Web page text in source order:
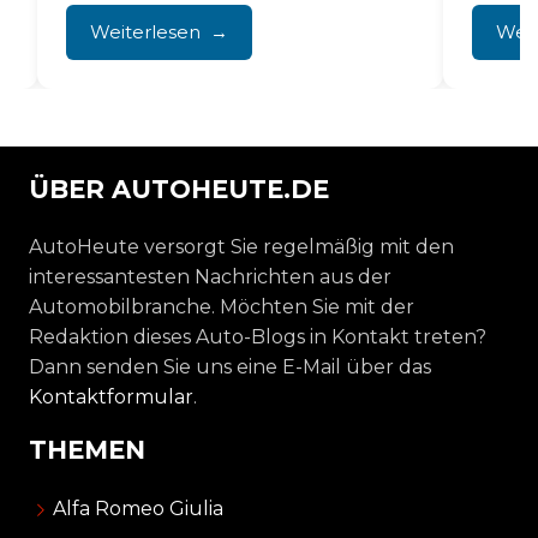
mit sich. Verschmutzte Einlassventile...
Weiterlesen
ÜBER AUTOHEUTE.DE
AutoHeute versorgt Sie regelmäßig mit den
interessantesten Nachrichten aus der
Automobilbranche. Möchten Sie mit der
Redaktion dieses Auto-Blogs in Kontakt treten?
Dann senden Sie uns eine E-Mail über das
Kontaktformular.
THEMEN
Alfa Romeo Giulia